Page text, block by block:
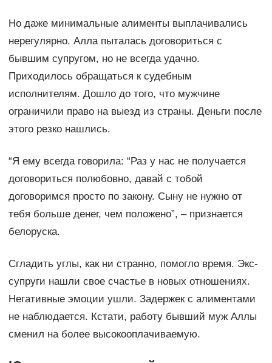
Но даже минимальные алименты выплачивались
нерегулярно. Алла пыталась договориться с
бывшим супругом, но не всегда удачно.
Приходилось обращаться к судебным
исполнителям. Дошло до того, что мужчине
ограничили право на выезд из страны. Деньги после
этого резко нашлись.
“Я ему всегда говорила: “Раз у нас не получается
договориться полюбовно, давай с тобой
договоримся просто по закону. Сыну не нужно от
тебя больше денег, чем положено”, – признается
белоруска.
Сгладить углы, как ни странно, помогло время. Экс-
супруги нашли свое счастье в новых отношениях.
Негативные эмоции ушли. Задержек с алиментами
не наблюдается. Кстати, работу бывший муж Аллы
сменил на более высокооплачиваемую.